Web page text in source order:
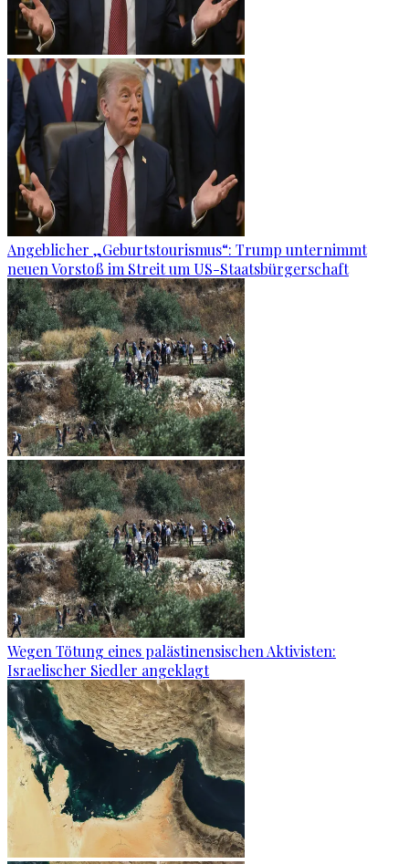
Angeblicher „Geburtstourismus“: Trump unternimmt
neuen Vorstoß im Streit um US-Staatsbürgerschaft
Wegen Tötung eines palästinensischen Aktivisten:
Israelischer Siedler angeklagt